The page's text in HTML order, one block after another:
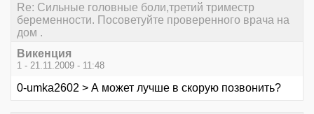
Re: Сильные головные боли,третий триместр
беременности. Посоветуйте проверенного врача на
дом .
Викенция
1 - 21.11.2009 - 11:48
0-umka2602 > А может лучше в скорую позвонить?